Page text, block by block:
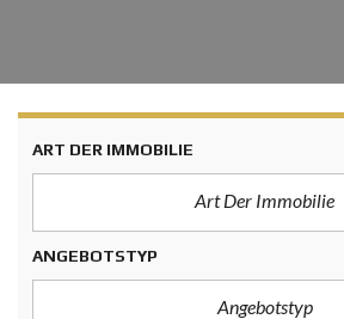
ART DER IMMOBILIE
Art Der Immobilie
ANGEBOTSTYP
Angebotstyp